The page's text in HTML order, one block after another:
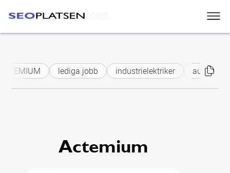
Skip to main content
lediga jobb industrielektriker
Actemium